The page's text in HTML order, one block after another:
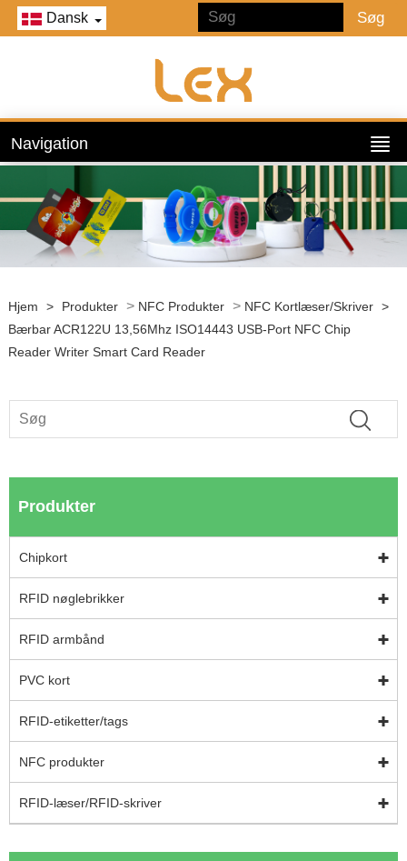
Dansk
Navigation
Hjem > Produkter > NFC Produkter > NFC Kortlæser/skriver >
Bærbar ACR122U 13,56Mhz ISO14443 USB-Port NFC Chip
Reader Writer Smart Card Reader
Produkter
Chipkort
RFID nøglebrikker
RFID armbånd
PVC kort
RFID-etiketter/tags
NFC produkter
RFID-læser/RFID-skriver